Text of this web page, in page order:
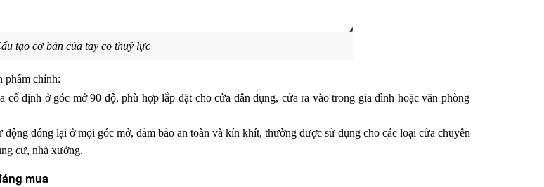
tạo cơ bản của tay co thuỷ lực
phẩm chính:
cố định ở góc mở 90 độ, phù hợp lắp đặt cho cửa dân dụng, cửa ra vào trong gia đình hoặc văn phòng
đóng lại ở mọi góc mở, đảm bảo an toàn và kín khít, thường được sử dụng cho các loại cửa chuyên
cư, nhà xưởng.
mua